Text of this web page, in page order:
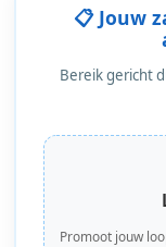
📋 Jouw
Bereik gericht
Promoot jouw